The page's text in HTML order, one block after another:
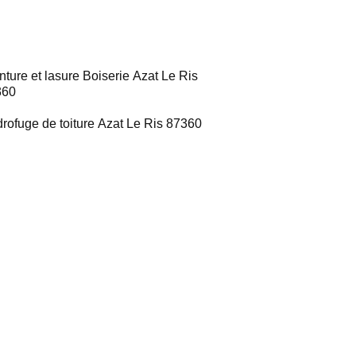
et lasure Boiserie Azat Le Ris
de toiture Azat Le Ris 87360